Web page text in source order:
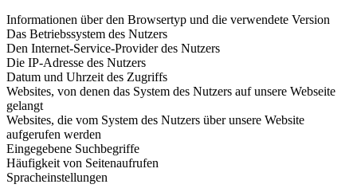
Informationen über den Browsertyp und die verwendete Version
Das Betriebssystem des Nutzers
Den Internet-Service-Provider des Nutzers
Die IP-Adresse des Nutzers
Datum und Uhrzeit des Zugriffs
Websites, von denen das System des Nutzers auf unsere Webseite
gelangt
Websites, die vom System des Nutzers über unsere Website
aufgerufen werden
Eingegebene Suchbegriffe
Häufigkeit von Seitenaufrufen
Spracheinstellungen